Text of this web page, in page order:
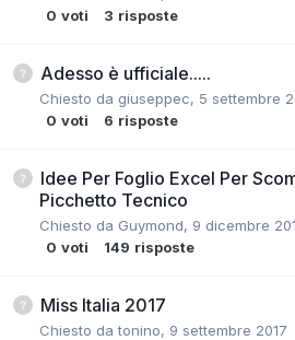
0 voti 3 risposte
Adesso è ufficiale.....
Chiesto da giuseppec, 5 settembre
0 voti 6 risposte
Idee Per Foglio Excel Per
Picchetto Tecnico
Chiesto da Guymond, 9 dicembre
0 voti 149 risposte
Miss Italia 2017
Chiesto datonino, 9 settembre 2017